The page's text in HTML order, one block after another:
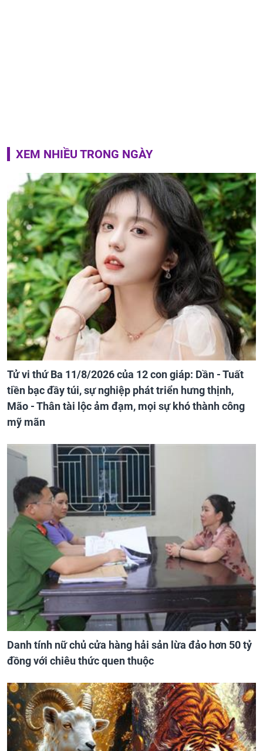
XEM NHIỀU TRONG NGÀY
Tử vi thứ Ba 11/8/2026 của 12 con giáp: Dần - Tuất
tiền bạc đầy túi, sự nghiệp phát triển hưng thịnh,
Mão - Thân tài lộc ảm đạm, mọi sự khó thành công
mỹ mãn
Danh tính nữ chủ cửa hàng hải sản lừa đảo hơn 50 tỷ
đồng với chiêu thức quen thuộc